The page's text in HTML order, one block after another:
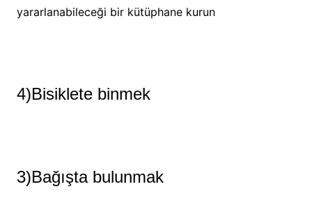
yararlanabileceği bir kütüphane kurun
4)Bisiklete binmek
3)Bağışta bulunmak